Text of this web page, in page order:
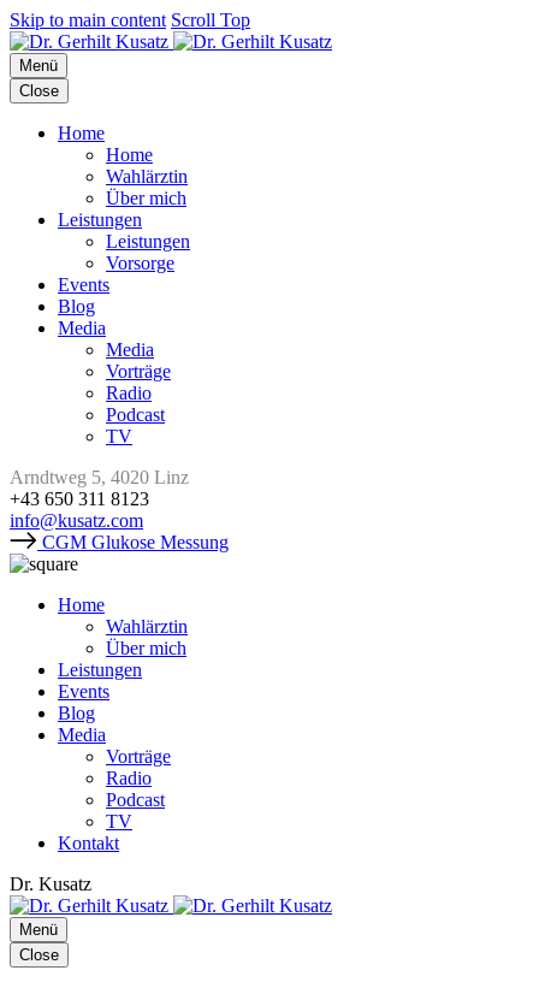
Skip to main content Scroll Top
Menü
Close
Home
Home
Wahlärztin
Über mich
Leistungen
Leistungen
Vorsorge
Events
Blog
Media
Media
Vorträge
Radio
Podcast
TV
Arndtweg 5, 4020 Linz
+43 650 311 8123
info@kusatz.com
CGM Glukose Messung
Home
Wahlärztin
Über mich
Leistungen
Events
Blog
Media
Vorträge
Radio
Podcast
TV
Kontakt
Dr. Kusatz
Menü
Close